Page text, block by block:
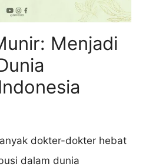
Menjadi
dokter-dokter hebat
dalam dunia